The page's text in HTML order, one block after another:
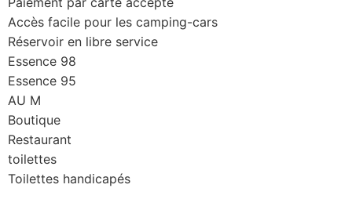
Accès facile pour les camping-cars
Réservoir en libre service
Essence 98
Essence 95
AU M
Boutique
Restaurant
toilettes
Toilettes handicapés